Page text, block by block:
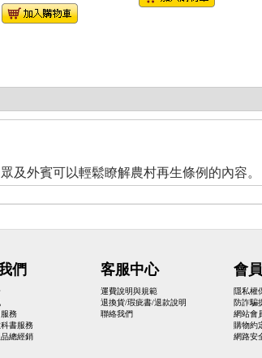
及外賓可以輕鬆瞭解農村再生條例的內容。
們
務
書服務
總經銷
客服中心
運費說明與規範
退換貨/瑕疵書/退款說明
聯絡我們
會
隱私權
防詐騙
網站會
購物約
網路安